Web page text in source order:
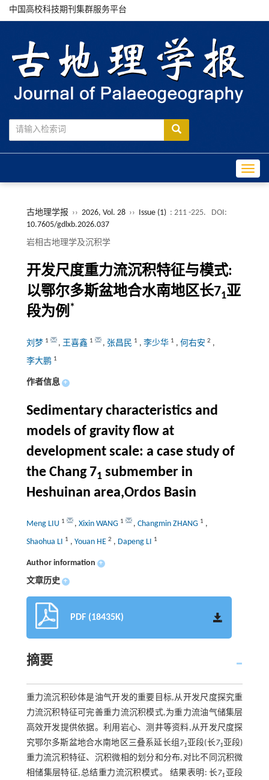
中国高校科技期刊集群服务平台
古地理学报 ›› 2026, Vol. 28 ›› Issue (1) : 211 -225.
DOI:
10.7605/gdlxb.2026.037
岩相古地理学及沉积学
开发尺度重力流沉积特征与模式:
以鄂尔多斯盆地合水南地区长71亚
段为例*
刘梦 1 , 王喜鑫 1 , 张昌民 1 , 李少华 1 , 何右安 2 ,
李大鹏 1
作者信息 +
Sedimentary characteristics and
models of gravity flow at
development scale: a case study of
the Chang 71 submember in
Heshuinan area,Ordos Basin
Meng LIU 1 , Xixin WANG 1 , Changmin ZHANG 1 ,
Shaohua LI 1 , Youan HE 2 , Dapeng LI 1
Author information +
文章历史 +
PDF (18435K)
摘要
重力流沉积砂体是油气开发的重要目标,从开发尺度探究重
力流沉积特征可完善重力流沉积模式,为重力流油气储集层
高效开发提供依据。利用岩心、测井等资料,从开发尺度探
究鄂尔多斯盆地合水南地区三叠系延长组 71亚段(长71亚段)
重力流沉积特征、沉积微相的划分和分布,对比不同沉积微
相储集层特征,总结重力流沉积模式。 结果表明: 长71亚段